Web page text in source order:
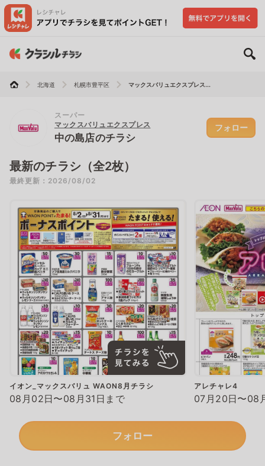
北海道 札幌市豊平区 マックスバリュエクスプレス...
スーパー
マックスバリュエクスプレス
中の島店のチラシ
フォロー
最新のチラシ（全2枚）
最終更新：2026/08/02
イオン_マックスバリュ WAON8月チラシ
08月02日〜08月31日まで
アレチャレ4
07月20日〜08
フォロー